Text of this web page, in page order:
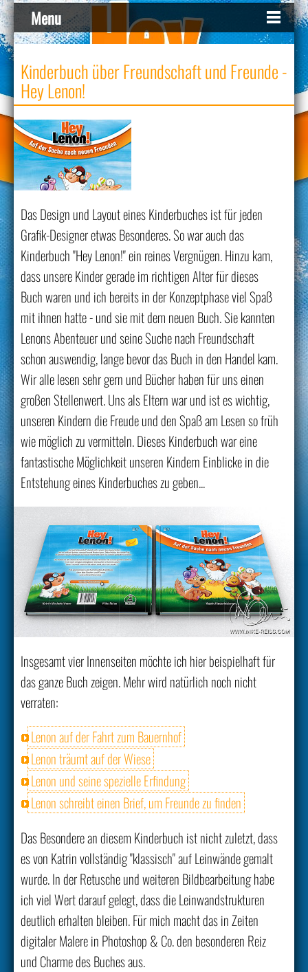
Menu
Kinderbuch über Freundschaft und Freunde -
Hey Lenon!
Das Design und Layout eines Kinderbuches ist für jeden
Grafik-Designer etwas Besonderes. So war auch das
Kinderbuch "Hey Lenon!" ein reines Vergnügen. Hinzu kam,
dass unsere Kinder gerade im richtigen Alter für dieses
Buch waren und ich bereits in der Konzeptphase viel Spaß
mit ihnen hatte - und sie mit dem neuen Buch. Sie kannten
Lenons Abenteuer und seine Suche nach Freundschaft
schon auswendig, lange bevor das Buch in den Handel kam.
Wir alle lesen sehr gern und Bücher haben für uns einen
großen Stellenwert. Uns als Eltern war und ist es wichtig,
unseren Kindern die Freude und den Spaß am Lesen so früh
wie möglich zu vermitteln. Dieses Kinderbuch war eine
fantastische Möglichkeit unseren Kindern Einblicke in die
Entstehung eines Kinderbuches zu geben...
Insgesamt vier Innenseiten möchte ich hier beispielhaft für
das ganze Buch zeigen. Mehr wird natürlich noch nicht
verraten:
Lenon auf der Fahrt zum Bauernhof
Lenon träumt auf der Wiese
Lenon und seine spezielle Erfindung
Lenon schreibt einen Brief, um Freunde zu finden
Das Besondere an diesem Kinderbuch ist nicht zuletzt, dass
es von Katrin vollständig "klassisch" auf Leinwände gemalt
wurde. In der Retusche und weiteren Bildbearbeitung habe
ich viel Wert darauf gelegt, dass die Leinwandstrukturen
deutlich erhalten bleiben. Für mich macht das in Zeiten
digitaler Malere in Photoshop & Co. den besonderen Reiz
und Charme des Buches aus.